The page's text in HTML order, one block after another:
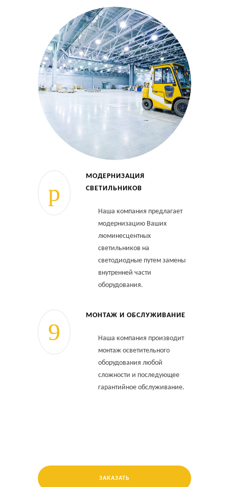
МОДЕРНИЗАЦИЯ
СВЕТИЛЬНИКОВ
Наша компания предлагает
модернизацию Ваших
люминесцентных
светильников на
светодиодные путем замены
внутренней части
оборудования.
МОНТАЖ И ОБСЛУЖИВАНИЕ
Наша компания производит
монтаж осветительного
оборудования любой
сложности и последующее
гарантийное обслуживание.
ЗАКАЗАТЬ